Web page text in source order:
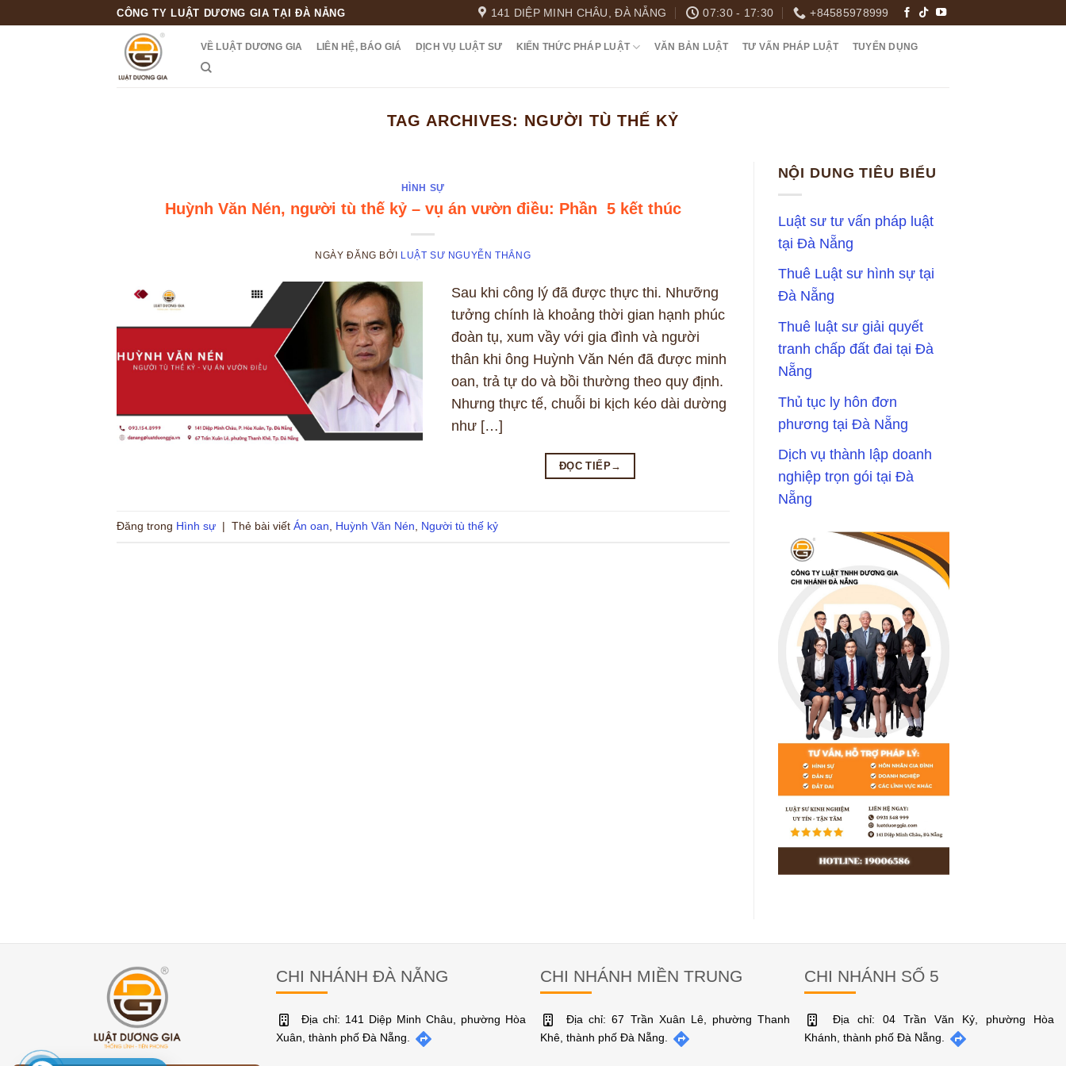
CÔNG TY LUẬT DƯƠNG GIA TẠI ĐÀ NẴNG 141 DIỆP MINH CHÂU, ĐÀ NẴNG 07:30 - 17:30 +84585978999
VỀ LUẬT DƯƠNG GIA LIÊN HỆ, BÁO GIÁ DỊCH VỤ LUẬT SƯ KIẾN THỨC PHÁP LUẬT VĂN BẢN LUẬT TƯ VẤN PHÁP LUẬT TUYỂN DỤNG
TAG ARCHIVES: NGƯỜI TÙ THẾ KỶ
HÌNH SỰ
Huỳnh Văn Nén, người tù thế kỷ – vụ án vườn điều: Phần 5 kết thúc
NGÀY ĐĂNG BỞI LUẬT SƯ NGUYỄN THẮNG
Sau khi công lý đã được thực thi. Nhưỡng
tưởng chính là khoảng thời gian hạnh phúc
đoàn tụ, xum vầy với gia đình và người
thân khi ông Huỳnh Văn Nén đã được minh
oan, trả tự do và bồi thường theo quy định.
Nhưng thực tế, chuỗi bi kịch kéo dài dường
như […]
ĐỌC TIẾP→
Đăng trong Hình sự | Thẻ bài viết Án oan, Huỳnh Văn Nén, Người tù thế kỷ
NỘI DUNG TIÊU BIỂU
Luật sư tư vấn pháp luật
tại Đà Nẵng
Thuê Luật sư hình sự tại
Đà Nẵng
Thuê luật sư giải quyết
tranh chấp đất đai tại Đà
Nẵng
Thủ tục ly hôn đơn
phương tại Đà Nẵng
Dịch vụ thành lập doanh
nghiệp trọn gói tại Đà
Nẵng
CHI NHÁNH ĐÀ NẴNG
Địa chỉ: 141 Diệp Minh Châu, phường Hòa
Xuân, thành phố Đà Nẵng.
CHI NHÁNH MIỀN TRUNG
Địa chỉ: 67 Trần Xuân Lê, phường Thanh
Khê, thành phố Đà Nẵng.
CHI NHÁNH SỐ 5
Địa chỉ: 04 Trần Văn Kỷ, phường Hòa
Khánh, thành phố Đà Nẵng.